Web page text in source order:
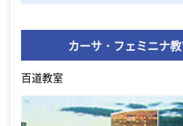
カーサ・フェミニナ
百道教室